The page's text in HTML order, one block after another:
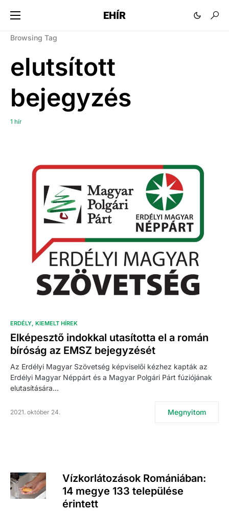
EHÍR
Browsing Tag
elutsított
bejegyzés
1 hír
ERDÉLY KIEMELT HÍREK
Elképesztő indokkal utasította el a román
bíróság az EMSZ bejegyzését
Az Erdélyi Magyar Szövetség képviselői kézhez kapták az
Erdélyi Magyar Néppárt és a Magyar Polgári Párt fúziójának
elutasítására…
2021. október 24. Megnyitom
Vízkorlátozások Romániában:
14 megye 133 települése
érintett